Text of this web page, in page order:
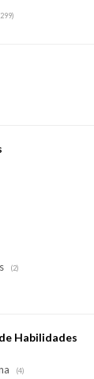
(2)
Habilidades
(4)